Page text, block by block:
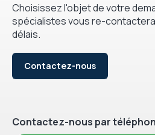
Choisissez l'objet de votre
spécialistes vous re-
délais.
Contactez-nous
Contactez-nous par